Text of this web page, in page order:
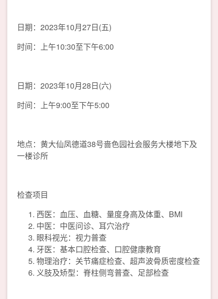
日期：2023年10月27日(五)
时间：上午10:30至下午6:00
日期：2023年10月28日(六)
时间：上午9:00至下午5:00
地点：黄大仙凤德道38号啬色园社会服务大楼地下及
一楼诊所
检查项目
西医：血压、血糖、量度身高及体重、BMI
中医：中医问诊、耳穴治疗
眼科视光：视力普查
牙医：基本口腔检查、口腔健康教育
物理治疗：关节痛症检查、超声波骨质密度检查
义肢及矫型：脊柱侧弯普查、足部检查